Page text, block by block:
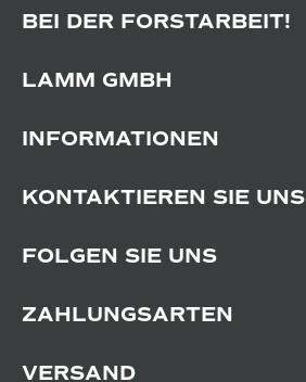
BEI DER FORSTARBEIT!
LAMM GMBH
INFORMATIONEN
KONTAKTIEREN SIE UNS
FOLGEN SIE UNS
ZAHLUNGSARTEN
VERSAND